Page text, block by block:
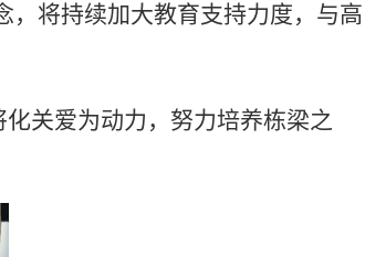
，将持续加大教育支持力度，与高
关爱为动力，努力培养栋梁之